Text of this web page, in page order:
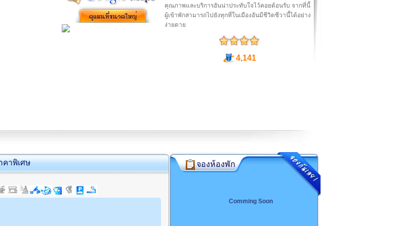
คุณภาพและบริการอันน่าประทับใจไว้คอยต้อนรับ จากที่นี้
ผู้เข้าพักสามารถไปยังทุกที่ในเมืองอันมีชีวิตชีวานี้ได้อย่าง
ง่ายดาย
4,141
คาพิเศษ จองห้องพัก
Comming Soon